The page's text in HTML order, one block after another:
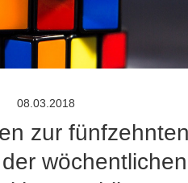
08.03.2018
zur
wöchentlichen